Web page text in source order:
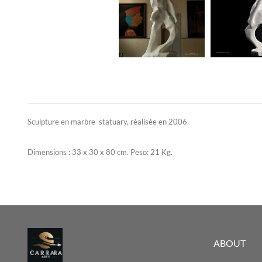
Sculpture en marbre statuary, réalisée en 2006
Dimensions : 33 x 30 x 80 cm. Peso: 21 Kg.
ABOUT